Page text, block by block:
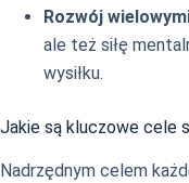
Rozwój
ale też siłę
wysiłku.
Jakie są kluczowe cele
Nadrzędnym celem